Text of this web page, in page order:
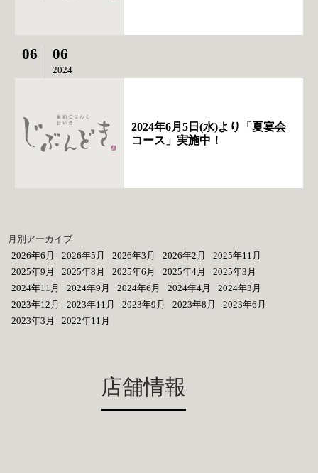
06 06
2024
2024年6月5日(水)より「夏宴会
コース」実施中！
月別アーカイブ
2026年6月
2026年5月 2026年3月 2026年2月
2025年11月
2025年9月
2025年8月 2025年6月 2025年4月
2025年3月
2024年11月
2024年9月 2024年6月 2024年4月
2024年3月
2023年12月
2023年11月 2023年9月 2023年8月
2023年6月
2023年3月
2022年11月
店舗情報